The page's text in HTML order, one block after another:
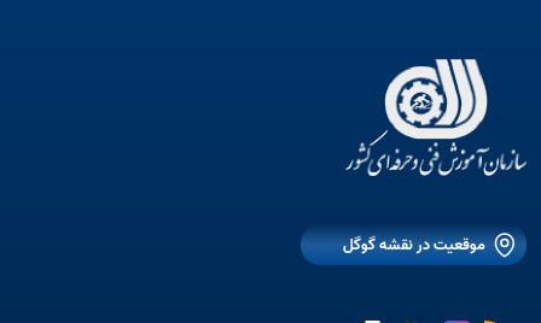
موقعیت در نقشه گوگل